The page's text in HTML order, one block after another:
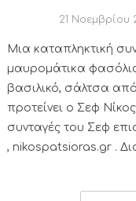
21 Νοεμβρίου
Μια καταπληκτική
μαυρομάτικα
βασιλικό, σάλτσα
προτείνει ο Σεφ
συνταγές του Σεφ
, nikospatsioras.gr .